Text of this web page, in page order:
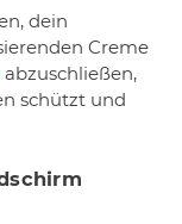
dein
Creme
abzuschließen,
schützt und